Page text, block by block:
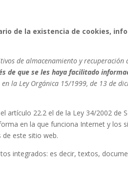
de la existencia de cookies,
de almacenamiento y
de que se les haya facilitado
la Ley Orgánica 15/1999, de 13 de
22.2 el de la Ley 34/2002 de
en la que funciona Internet y los
este sitio web.
integrados: es decir, textos,